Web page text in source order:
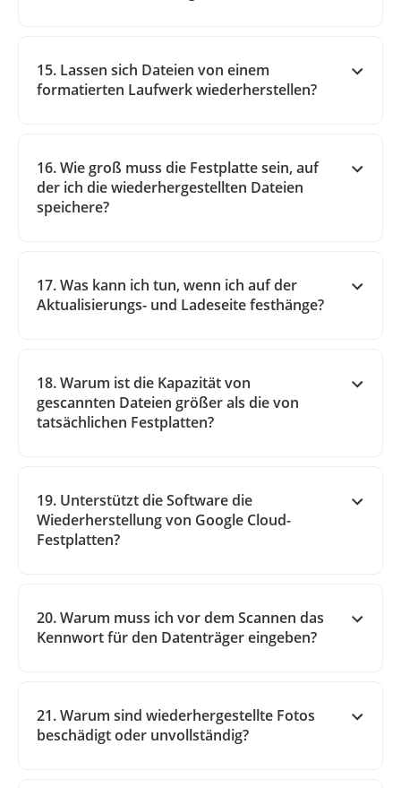
15. Lassen sich Dateien von einem
formatierten Laufwerk wiederherstellen?
16. Wie groß muss die Festplatte sein, auf
der ich die wiederhergestellten Dateien
speichere?
17. Was kann ich tun, wenn ich auf der
Aktualisierungs- und Ladeseite festhänge?
18. Warum ist die Kapazität von
gescannten Dateien größer als die von
tatsächlichen Festplatten?
19. Unterstützt die Software die
Wiederherstellung von Google Cloud-
Festplatten?
20. Warum muss ich vor dem Scannen das
Kennwort für den Datenträger eingeben?
21. Warum sind wiederhergestellte Fotos
beschädigt oder unvollständig?